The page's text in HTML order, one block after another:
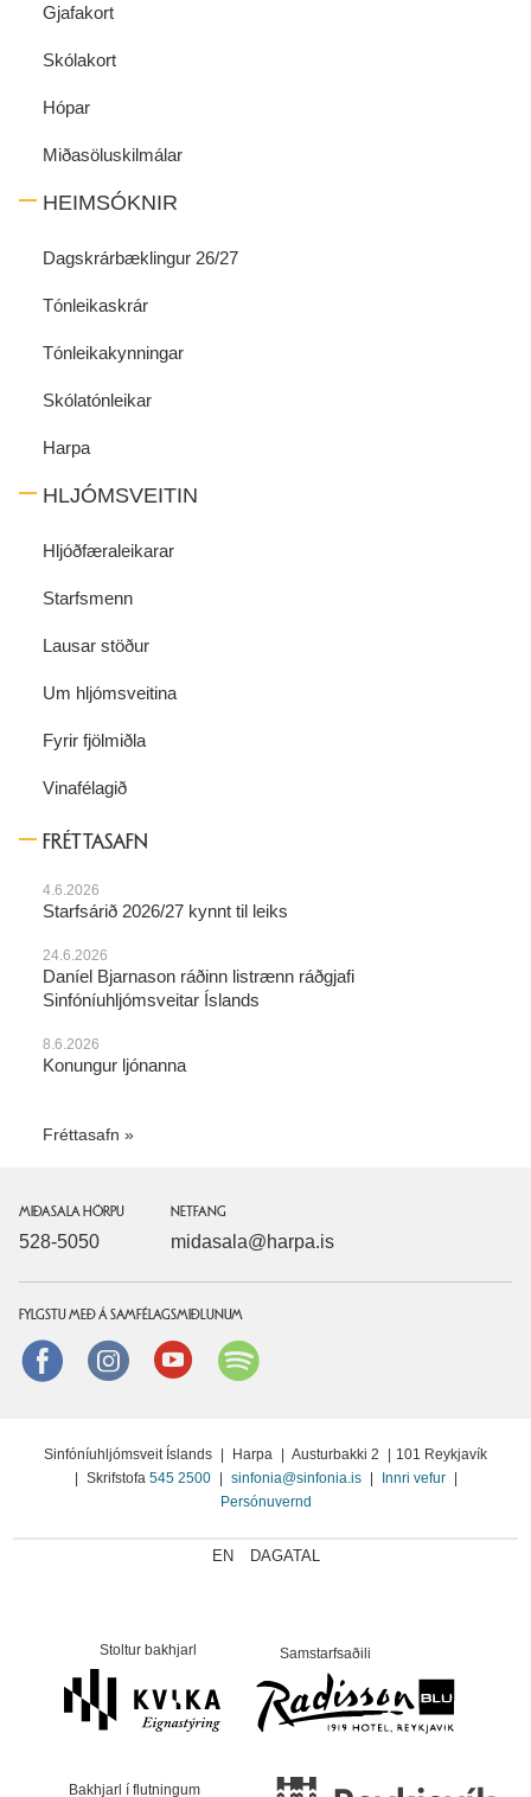
Gjafakort
Skólakort
Hópar
Miðasöluskilmálar
HEIMSÓKNIR
Dagskrárbæklingur 26/27
Tónleikaskrár
Tónleikakynningar
Skólatónleikar
Harpa
HLJÓMSVEITIN
Hljóðfæraleikarar
Starfsmenn
Lausar stöður
Um hljómsveitina
Fyrir fjölmiðla
Vinafélagið
FRÉTTASAFN
4.6.2026
Starfsárið 2026/27 kynnt til leiks
24.6.2026
Daníel Bjarnason ráðinn listrænn ráðgjafi
Sinfóníuhljómsveitar Íslands
8.6.2026
Konungur ljónanna
Fréttasafn
MIÐASALA HÖRPU
528-5050
NETFANG
midasala@harpa.is
FYLGSTU MEÐ Á SAMFÉLAGSMIÐLUNUM
FacebookinstagramYoutube
Sinfóníuhljómsveit Íslands | Harpa | Austurbakki 2 | 101 Reykjavík
| Skrifstofa 545 2500 | sinfonia@sinfonia.is | Innri vefur |
Persónuvernd
EN DAGATAL
Stoltur bakhjarl Samstarfsaðili
Bakhjarl í flutningum